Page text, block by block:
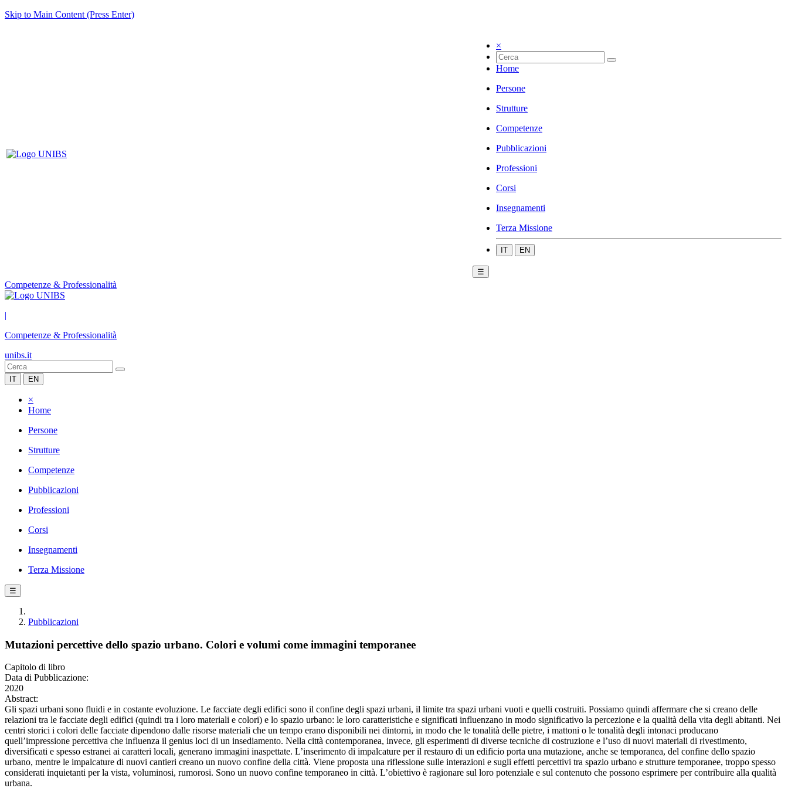
Skip to Main Content (Press Enter)
×
Home
Persone
Strutture
Competenze
Pubblicazioni
Professioni
Corsi
Insegnamenti
Terza Missione
IT EN
☰
Competenze & Professionalità
|
Competenze & Professionalità
unibs.it
IT EN
×
Home
Persone
Strutture
Competenze
Pubblicazioni
Professioni
Corsi
Insegnamenti
Terza Missione
☰
Pubblicazioni
Mutazioni percettive dello spazio urbano. Colori e volumi come immagini temporanee
Capitolo di libro
Data di Pubblicazione:
2020
Abstract:
Gli spazi urbani sono fluidi e in costante evoluzione. Le facciate degli edifici sono il confine degli spazi urbani, il limite tra spazi urbani vuoti e quelli costruiti. Possiamo quindi affermare che si creano delle
relazioni tra le facciate degli edifici (quindi tra i loro materiali e colori) e lo spazio urbano: le loro caratteristiche e significati influenzano in modo significativo la percezione e la qualità della vita degli abitanti. Nei
centri storici i colori delle facciate dipendono dalle risorse materiali che un tempo erano disponibili nei dintorni, in modo che le tonalità delle pietre, i mattoni o le tonalità degli intonaci producano
quell’impressione percettiva che influenza il genius loci di un insediamento. Nella città contemporanea, invece, gli esperimenti di diverse tecniche di costruzione e l’uso di nuovi materiali di rivestimento,
diversificati e spesso estranei ai caratteri locali, generano immagini inaspettate. L’inserimento di impalcature per il restauro di un edificio porta una mutazione, anche se temporanea, del confine dello spazio
urbano, mentre le impalcature di nuovi cantieri creano un nuovo confine della città. Viene proposta una riflessione sulle interazioni e sugli effetti percettivi tra spazio urbano e strutture temporanee, troppo spesso
considerati inquietanti per la vista, voluminosi, rumorosi. Sono un nuovo confine temporaneo in città. L’obiettivo è ragionare sul loro potenziale e sul contenuto che possono esprimere per contribuire alla qualità
urbana.